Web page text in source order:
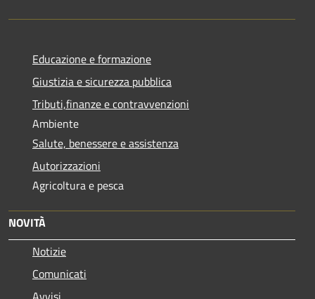
Educazione e formazione
Giustizia e sicurezza pubblica
Tributi,finanze e contravvenzioni
Ambiente
Salute, benessere e assistenza
Autorizzazioni
Agricoltura e pesca
NOVITÀ
Notizie
Comunicati